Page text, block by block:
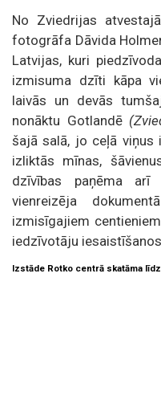
No Zviedrijas
fotogrāfa Dāvida
Latvijas, kuri
izmisuma dzīti kāpa
laivās un devās
nonāktu Gotlandē
šajā salā, jo ceļā viņus
izliktās mīnas,
dzīvības paņēma
vienreizēja
izmisīgajiem
iedzīvotāju
Izstāde Rotko centrā skatāma